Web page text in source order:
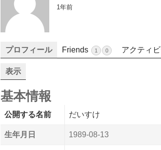
1年前
プロフィール Friends 1 0 アクティ
表示
基本情報
公開する名前 だいすけ
生年月日 1989-08-13